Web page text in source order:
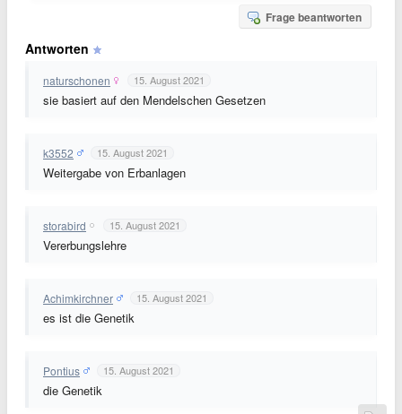
Frage beantworten
Antworten
naturschonen 15. August 2021
sie basiert auf den Mendelschen Gesetzen
k3552 15. August 2021
Weitergabe von Erbanlagen
storabird 15. August 2021
Vererbungslehre
Achimkirchner 15. August 2021
es ist die Genetik
Pontius 15. August 2021
die Genetik